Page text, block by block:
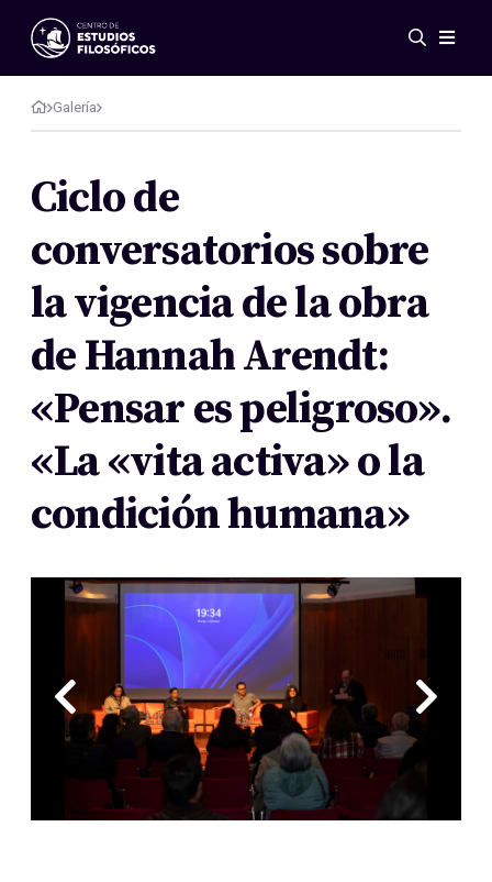
Eventos
Novedades
Investigación
Publicaciones
Galería
Acerca de nosotros
Miembros
Reglamento
Galería
Ciclo de
conversatorios sobre
la vigencia de la obra
de Hannah Arendt:
«Pensar es peligroso».
«La «vita activa» o la
condición humana»